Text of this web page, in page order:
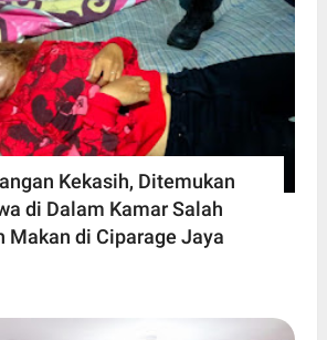
Kekasih, Ditemukan
di Dalam Kamar Salah
Makan di Ciparage Jaya